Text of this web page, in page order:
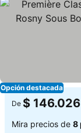
Opción destacada
De $ 146.026
Mira precios de 8